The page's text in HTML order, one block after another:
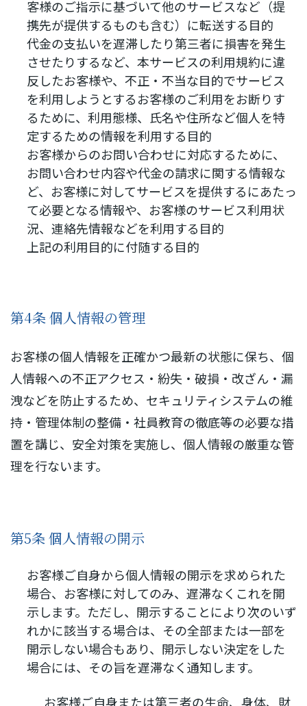
客様のご指示に基づいて他のサービスなど（提
携先が提供するものも含む）に転送する目的
代金の支払いを遅滞したり第三者に損害を発生
させたりするなど、本サービスの利用規約に違
反したお客様や、不正・不当な目的でサービス
を利用しようとするお客様のご利用をお断りす
るために、利用態様、氏名や住所など個人を特
定するための情報を利用する目的
お客様からのお問い合わせに対応するために、
お問い合わせ内容や代金の請求に関する情報な
ど、お客様に対してサービスを提供するにあたっ
て必要となる情報や、お客様のサービス利用状
況、連絡先情報などを利用する目的
上記の利用目的に付随する目的
第4条 個人情報の管理
お客様の個人情報を正確かつ最新の状態に保ち、個
人情報への不正アクセス・紛失・破損・改ざん・漏
洩などを防止するため、セキュリティシステムの維
持・管理体制の整備・社員教育の徹底等の必要な措
置を講じ、安全対策を実施し、個人情報の厳重な管
理を行ないます。
第5条 個人情報の開示
お客様ご自身から個人情報の開示を求められた
場合、お客様に対してのみ、遅滞なくこれを開
示します。ただし、開示することにより次のいず
れかに該当する場合は、その全部または一部を
開示しない場合もあり、開示しない決定をした
場合には、その旨を遅滞なく通知します。
お客様ご自身または第三者の生命、身体、財